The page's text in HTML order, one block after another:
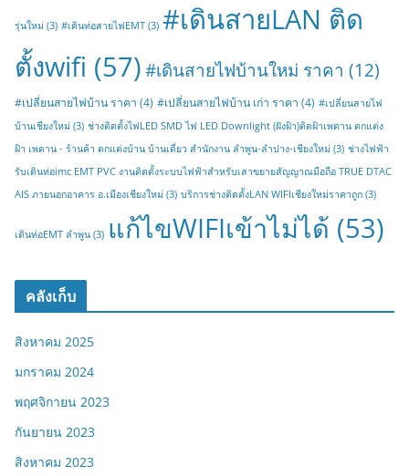
รุ่นใหม่ (3) #เดินท่อสายไฟEMT (3) #เดินสายLAN ติด
ตั้งwifi (57)#เดินสายไฟบ้านใหม่ ราคา (12)
#เปลี่ยนสายไฟบ้าน ราคา (4) #เปลี่ยนสายไฟบ้าน เก่า ราคา (4) #เปลี่ยนสายไฟ
บ้านเชียงใหม่ (3) ช่างติดตั้งไฟLED SMD ไฟ LED Downlight (ฝังฝ้า)ติดฝ้าเพดาน ตกแต่ง
ฝ้า เพดาน - ร้านค้า ตกแต่งบ้าน บ้านเดี่ยว สำนักงาน ลำพูน-ลำปาง-เชียงใหม่ (3) ช่างไฟฟ้า
รับเดินท่อimc EMT PVC งานติดตั้งระบบไฟฟ้าสำหรับเสาขยายสัญญาณมือถือ TRUE DTAC
AIS ภายนอกอาคาร อ.เมืองเชียงใหม่ (3) บริการช่างติดตั้งLAN WIFIเชียงใหม่ราคาถูก (3)
เดินท่อEMT ลำพูน (3) แก้ไขWIFIเข้าไม่ได้ (53)
คลังเก็บ
สิงหาคม 2025
มกราคม 2024
พฤศจิกายน 2023
กันยายน 2023
สิงหาคม 2023